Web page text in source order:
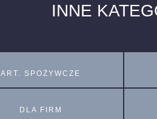
INNE
ART. SPOŻYWCZE
DLA FIRM